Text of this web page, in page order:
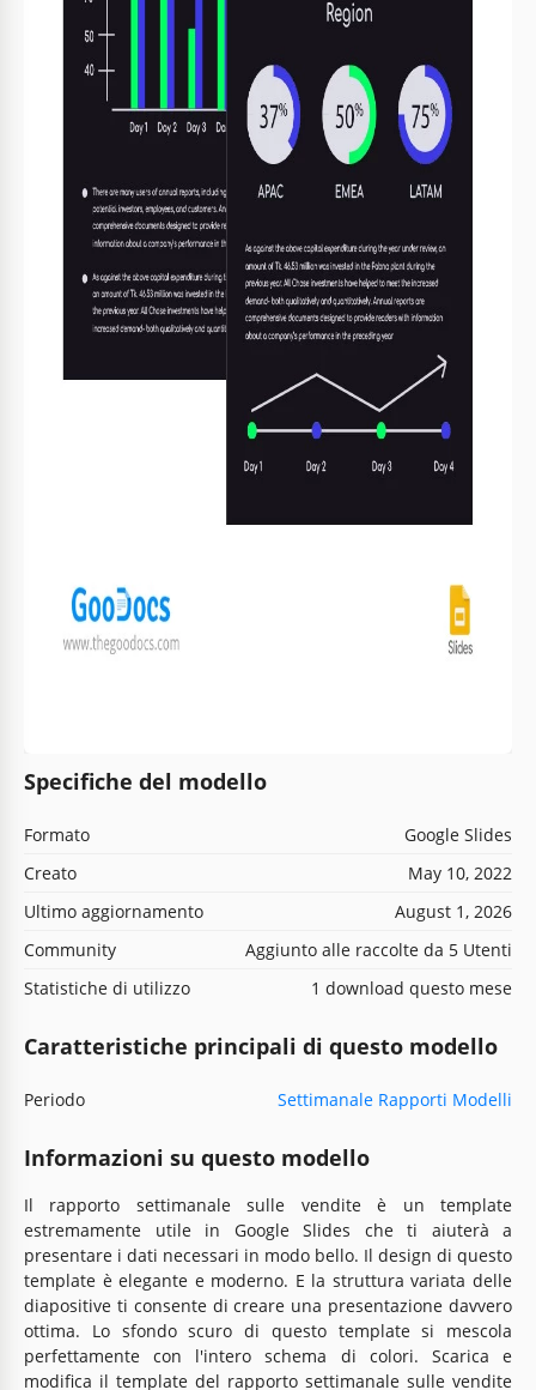
Specifiche del modello
Formato
Google Slides
Creato
May 10, 2022
Ultimo aggiornamento
August 1, 2026
Community
Aggiunto alle raccolte da 5 Utenti
Statistiche di utilizzo
1 download questo mese
Caratteristiche principali di questo modello
Periodo Settimanale Rapporti Modelli
Informazioni su questo modello
Il rapporto settimanale sulle vendite è un template
estremamente utile in Google Slides che ti aiuterà a
presentare i dati necessari in modo bello. Il design di questo
template è elegante e moderno. E la struttura variata delle
diapositive ti consente di creare una presentazione davvero
ottima. Lo sfondo scuro di questo template si mescola
perfettamente con l'intero schema di colori. Scarica e
modifica il template del rapporto settimanale sulle vendite